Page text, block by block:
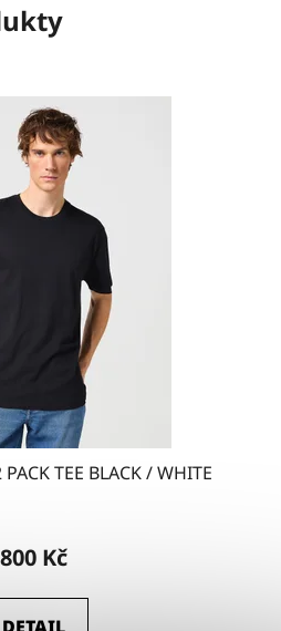
TEE BLACK / WHITE
800 Kč
DETAIL